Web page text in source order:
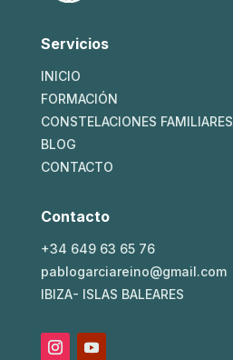
Servicios
INICIO
FORMACIÓN
CONSTELACIONES FAMILIARES
BLOG
CONTACTO
Contacto
+34 649 63 65 76
pablogarciareino@gmail.com
IBIZA- ISLAS BALEARES